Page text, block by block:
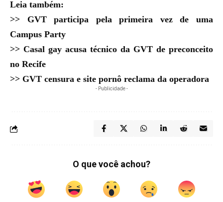
Leia também:
>> GVT participa pela primeira vez de uma
Campus Party
>> Casal gay acusa técnico da GVT de preconceito
no Recife
>> GVT censura e site pornô reclama da operadora
- Publicidade -
O que você achou?